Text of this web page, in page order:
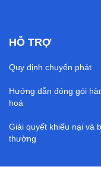
HỖ TRỢ
Quy định chuyển phát
Hướng dẫn đóng gói
hoá
Giải quyết khiếu nại và
thường